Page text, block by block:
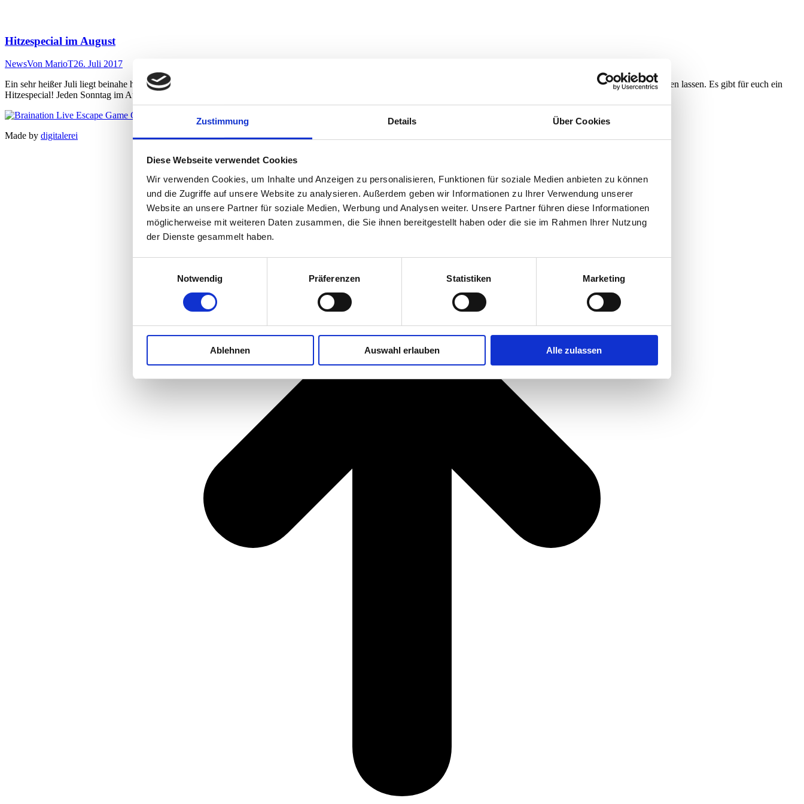
Zustimmung Details Über Cookies
Diese Webseite verwendet Cookies
Wir verwenden Cookies, um Inhalte und Anzeigen zu personalisieren, Funktionen für soziale Medien anbieten zu können
und die Zugriffe auf unsere Website zu analysieren. Außerdem geben wir Informationen zu Ihrer Verwendung unserer
Website an unsere Partner für soziale Medien, Werbung und Analysen weiter. Unsere Partner führen diese Informationen
möglicherweise mit weiteren Daten zusammen, die Sie ihnen bereitgestellt haben oder die sie im Rahmen Ihrer Nutzung
der Dienste gesammelt haben.
Notwendig
Präferenzen Statistiken Marketing
Ablehnen Auswahl erlauben Alle zulassen
Hitzespecial im August
NewsVon MarioT26. Juli 2017
Ein sehr heißer Juli liegt beinahe hinter uns und wer weiß, was der August für uns auf Lager hat. Wir trotzen den Temperaturen und haben uns etwas Besonderes für euch einfallen lassen. Es gibt für euch ein
Hitzespecial! Jeden Sonntag im August (6.8., 13.8., 20.8. und 27.8.) bestimmt die Temperatur, wie viel ihr für euer…
Made by digitalerei